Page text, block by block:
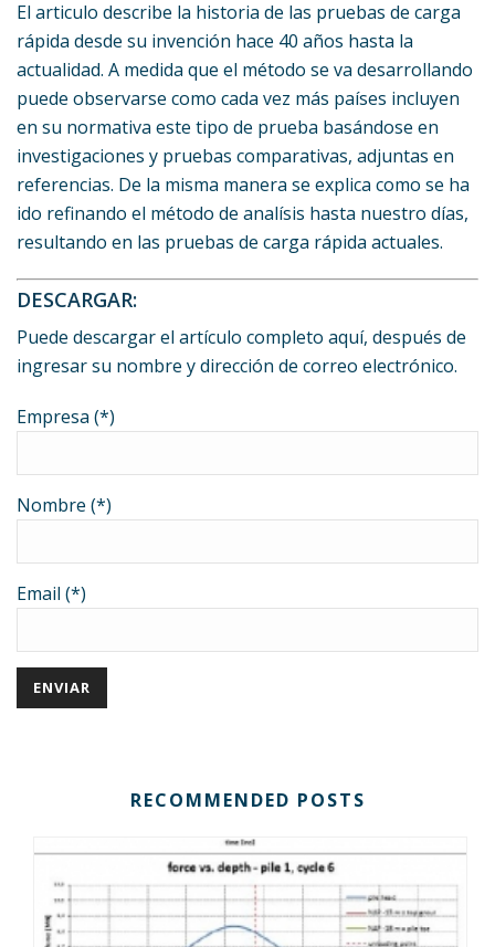
El articulo describe la historia de las pruebas de carga
rápida desde su invención hace 40 años hasta la
actualidad. A medida que el método se va desarrollando
puede observarse como cada vez más países incluyen
en su normativa este tipo de prueba basándose en
investigaciones y pruebas comparativas, adjuntas en
referencias. De la misma manera se explica como se ha
ido refinando el método de analísis hasta nuestro días,
resultando en las pruebas de carga rápida actuales.
DESCARGAR:
Puede descargar el artículo completo aquí, después de
ingresar su nombre y dirección de correo electrónico.
Empresa (*)
Nombre (*)
Email (*)
RECOMMENDED POSTS